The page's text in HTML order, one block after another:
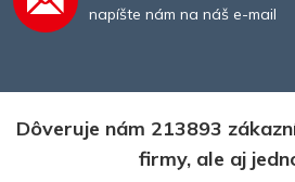
napíšte nám na náš e-mail
Dôveruje nám 213893
firmy, ale aj